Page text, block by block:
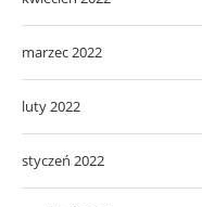
marzec 2022
luty 2022
styczeń 2022